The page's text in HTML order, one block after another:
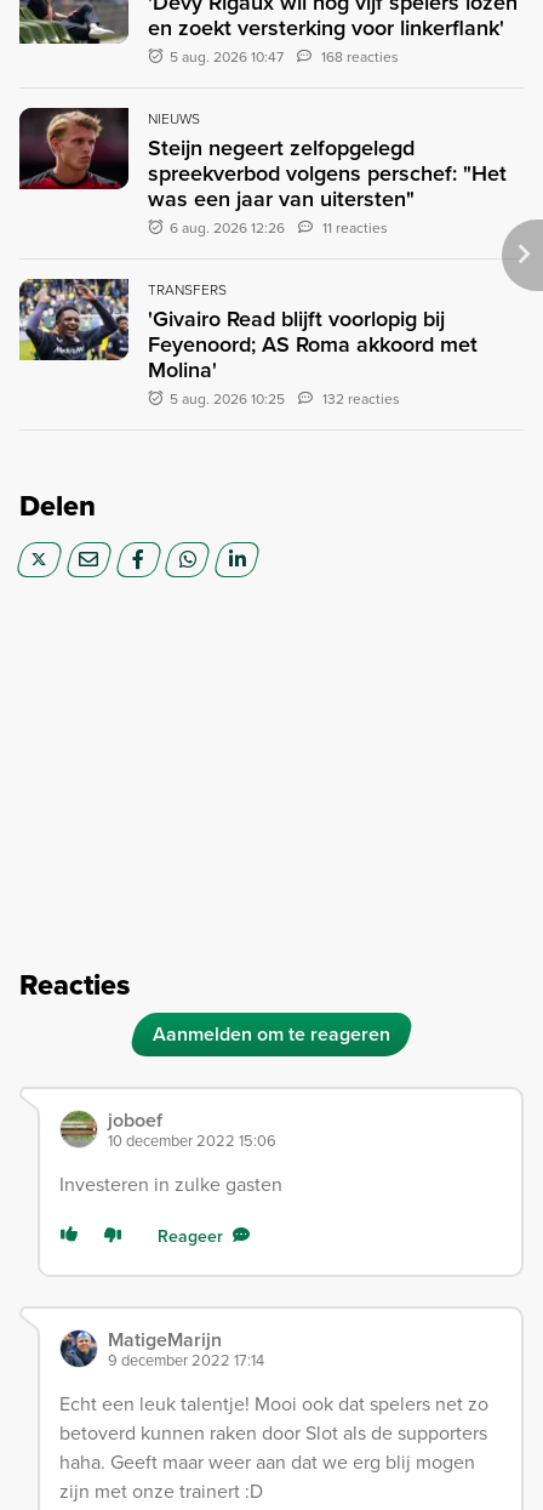
en zoekt versterking voor linkerflank'
5 aug. 2026 10:47 168 reacties
NIEUWS
Steijn negeert zelfopgelegd
spreekverbod volgens perschef: "Het
was een jaar van uitersten"
6 aug. 2026 12:26 11 reacties
TRANSFERS
'Givairo Read blijft voorlopig bij
Feyenoord; AS Roma akkoord met
Molina'
5 aug. 2026 10:25 132 reacties
Delen
Reacties
Aanmelden om te reageren
joboef
10 december 2022 15:06
Investeren in zulke gasten
Reageer
MatigeMarijn
9 december 2022 17:14
Echt een leuk talentje! Mooi ook dat spelers net zo
betoverd kunnen raken door Slot als de supporters
haha. Geeft maar weer aan dat we erg blij mogen
zijn met onze trainert :D